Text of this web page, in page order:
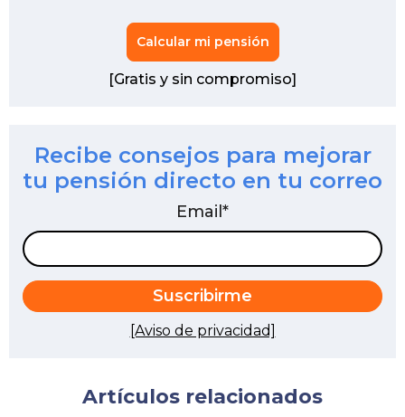
Calcular mi pensión
[Gratis y sin compromiso]
Recibe consejos para mejorar
tu pensión directo en tu correo
Email*
[Aviso de privacidad]
Artículos relacionados